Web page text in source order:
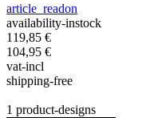
article_readon
availability-instock
119,85 €
104,95 €
vat-incl
shipping-free
1 product-designs